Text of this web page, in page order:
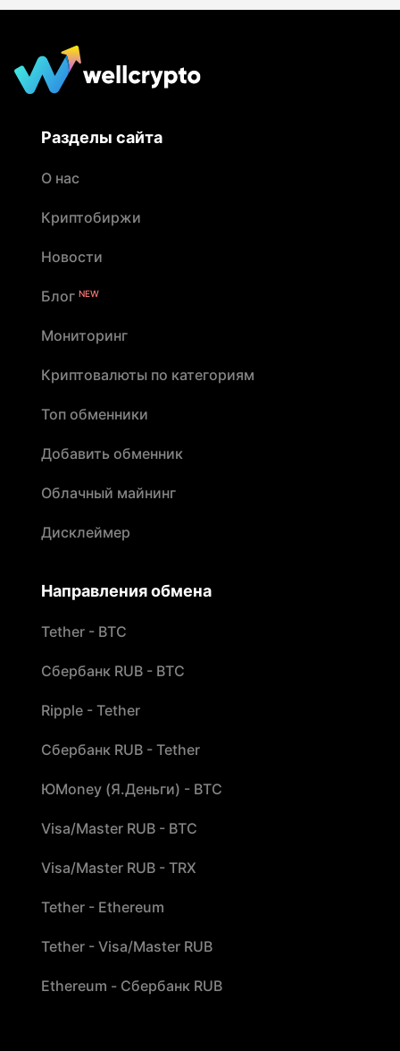
Разделы сайта
О нас
Криптобиржи
Новости
Блог NEW
Мониторинг
Криптовалюты по категориям
Топ обменники
Добавить обменник
Облачный майнинг
Дисклеймер
Направления обмена
Tether - BTC
Сбербанк RUB - BTC
Ripple - Tether
Сбербанк RUB - Tether
ЮMoney (Я.Деньги) - BTC
Visa/Master RUB - BTC
Visa/Master RUB - TRX
Tether - Ethereum
Tether - Visa/Master RUB
Ethereum - Сбербанк RUB